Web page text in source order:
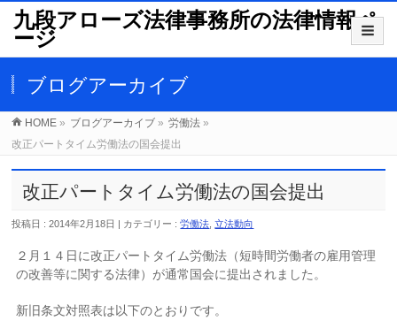
九段アローズ法律事務所の法律情報ペ
ージ
ブログアーカイブ
HOME » ブログアーカイブ » 労働法 »
改正パートタイム労働法の国会提出
改正パートタイム労働法の国会提出
投稿日 : 2014年2月18日 | カテゴリー :労働法 ,立法動向
２月１４日に改正パートタイム労働法（短時間労働者の雇用管理
の改善等に関する法律） が通常国会に提出されました。
新旧条文対照表は以下のとおりです。